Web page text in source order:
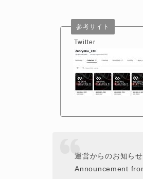
Twitter
参考サイト
運営からのお知らせ
Announcement